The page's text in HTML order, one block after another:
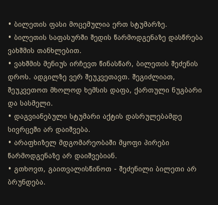
• ბილეთის ფასი მოცემულია ერთ სტუმარზე.
• ბილეთის საფასურში შედის წარმოდგენაზე დასწრება
ვახშმის თანხლებით.
• ვახშმის მენიუს ირჩევთ წინასწარ, ბილეთის შეძენის
დროს. ადგილზე ვერ შეუკვეთავთ. შეგიძლიათ,
შეუკვეთოთ მხოლოდ ხემსის დაფა, ქართული ნუგბარი
და სასმელი.
• დაგვიანებული სტუმარი აქტის დასრულებამდე
სივრცეში არ დაიშვება.
• არაფხიზელ მდგომარეობაში მყოფი პირები
წარმოდგენაზე არ დაიშვებიან.
• გთხოვთ, გაითვალისწინოთ - შეძენილი ბილეთი არ
ბრუნდება.